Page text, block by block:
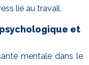
lié au travail.
et
mentale dans le